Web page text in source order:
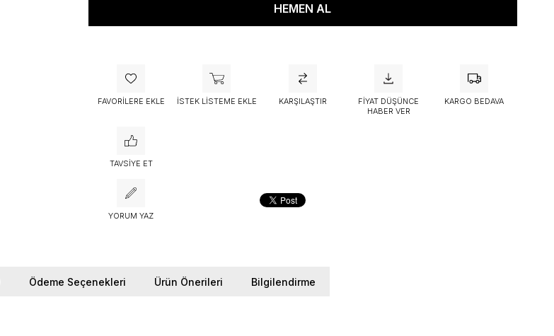
FAVORILERE EKLE İSTEK LISTEME EKLE KARŞILAŞTIR
FIYAT DÜŞÜNCE
HABER VER
KARGO BEDAVA
TAVSIYE ET
YORUM YAZ
Ödeme Seçenekleri Ürün Önerileri Bilgilendirme